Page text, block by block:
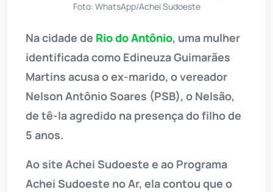
Foto: WhatsApp/Achei Sudoeste
Na cidade de Rio do Antônio, uma mulher
identificada como Edineuza Guimarães
Martins acusa o ex-marido, o vereador
Nelson Antônio Soares (PSB), o Nelsão,
de tê-la agredido na presença do filho de
5 anos.
Ao site Achei Sudoeste e ao Programa
Achei Sudoeste no Ar, ela contou que o